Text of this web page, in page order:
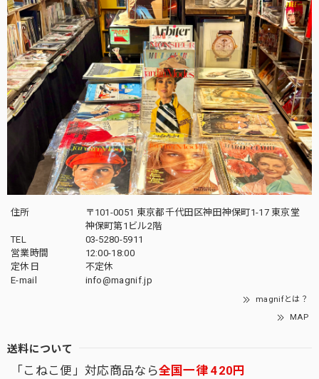
住所
〒101-0051 東京都千代田区神田神保町1-17 東京堂
神保町第1ビル2階
TEL
03-5280-5911
営業時間
12:00-18:00
定休日
不定休
E-mail
info@magnif.jp
magnifとは？
MAP
送料について
「こねこ便」対応商品なら全国一律 420円